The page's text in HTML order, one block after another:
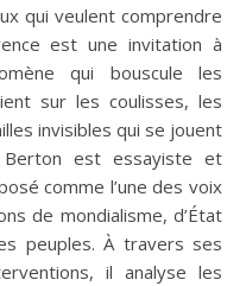
qui veulent comprendre
est une invitation à
qui bouscule les
sur les coulisses, les
invisibles qui se jouent
Berton est essayiste et
comme l’une des voix
de mondialisme, d’État
peuples. À travers ses
il analyse les